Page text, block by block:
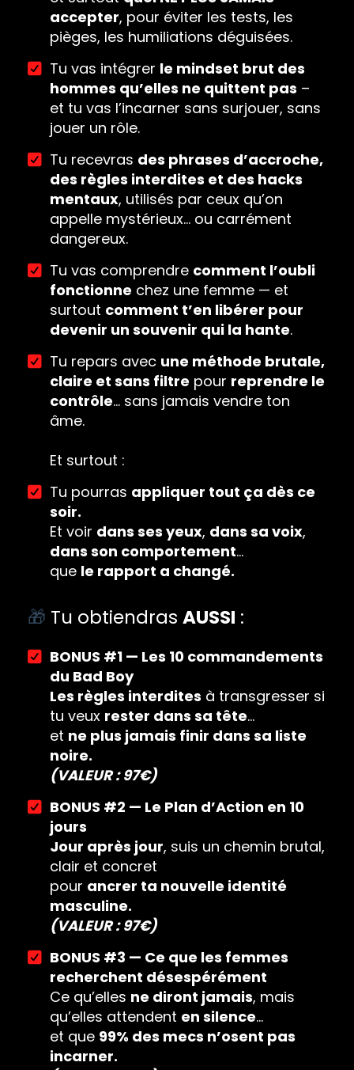
accepter, pour éviter les tests, les
pièges, les humiliations déguisées.
Tu vas intégrer le mindset brut des
hommes qu’elles ne quittent pas –
et tu vas l’incarner sans surjouer, sans
jouer un rôle.
Tu recevras des phrases d’accroche,
des règles interdites et des hacks
mentaux, utilisés par ceux qu’on
appelle mystérieux… ou carrément
dangereux.
Tu vas comprendre comment l’oubli
fonctionne chez une femme — et
surtout comment t’en libérer pour
devenir un souvenir qui la hante.
Tu repars avec une méthode brutale,
claire et sans filtre pour reprendre le
contrôle… sans jamais vendre ton
âme.
Et surtout :
Tu pourras appliquer tout ça dès ce
soir.
Et voir dans ses yeux, dans sa voix,
dans son comportement…
que le rapport a changé.
🎁 Tu obtiendras AUSSI :
BONUS #1 — Les 10 commandements
du Bad Boy
Les règles interdites à transgresser si
tu veux rester dans sa tête…
et ne plus jamais finir dans sa liste
noire.
(VALEUR : 97€)
BONUS #2 — Le Plan d’Action en 10
jours
Jour après jour, suis un chemin brutal,
clair et concret
pour ancrer ta nouvelle identité
masculine.
(VALEUR : 97€)
BONUS #3 — Ce que les femmes
recherchent désespérément
Ce qu’elles ne diront jamais, mais
qu’elles attendent en silence…
et que 99% des mecs n’osent pas
incarner.